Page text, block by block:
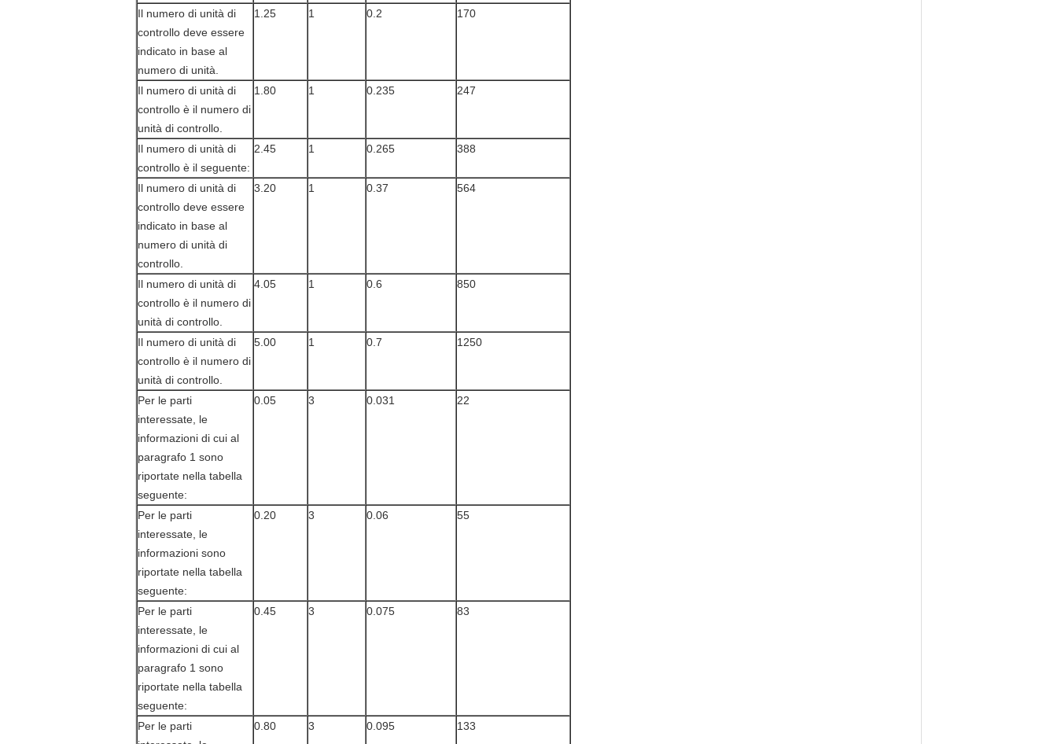
Il numero di unità di
controllo deve essere
indicato in base al
numero di unità.
1.25 1 0.2 170
Il numero di unità di
controllo è il numero di
unità di controllo.
1.80 1 0.235 247
Il numero di unità di
controllo è il seguente:
2.45 1 0.265 388
Il numero di unità di
controllo deve essere
indicato in base al
numero di unità di
controllo.
3.20 1 0.37 564
Il numero di unità di
controllo è il numero di
unità di controllo.
4.05 1 0.6 850
Il numero di unità di
controllo è il numero di
unità di controllo.
5.00 1 0.7 1250
Per le parti
interessate, le
informazioni di cui al
paragrafo 1 sono
riportate nella tabella
seguente:
0.05 3 0.031 22
Per le parti
interessate, le
informazioni sono
riportate nella tabella
seguente:
0.20 3 0.06 55
Per le parti
interessate, le
informazioni di cui al
paragrafo 1 sono
riportate nella tabella
seguente:
0.45 3 0.075 83
Per le parti
0.80 3 0.095 133